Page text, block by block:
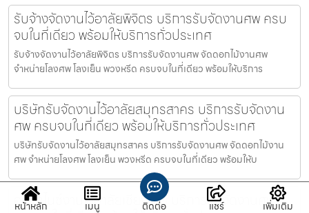
รับจ้างจัดงานไว้อาลัยพิจิตร บริการรับจัดงานศพ ครบ
จบในที่เดียว พร้อมให้บริการทั่วประเทศ
รับจ้างจัดงานไว้อาลัยพิจิตร บริการรับจัดงานศพ จัดดอกไม้งานศพ
จำหน่ายโลงศพ โลงเย็น พวงหรีด ครบจบในที่เดียว พร้อมให้บริการ
บริษัทรับจัดงานไว้อาลัยสมุทรสาคร บริการรับจัดงาน
ศพ ครบจบในที่เดียว พร้อมให้บริการทั่วประเทศ
บริษัทรับจัดงานไว้อาลัยสมุทรสาคร บริการรับจัดงานศพ จัดดอกไม้งาน
ศพ จำหน่ายโลงศพ โลงเย็น พวงหรีด ครบจบในที่เดียว พร้อมให้บ
ออแกไนซ์งานไว้อาลัยเชียงราย บริการรับจัดงานศพ
หน้าหลัก เมนู ติดต่อ แชร์ เพิ่มเติม